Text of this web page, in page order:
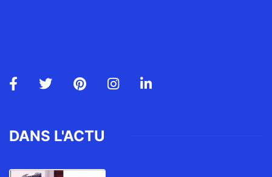
DANS L'ACTU